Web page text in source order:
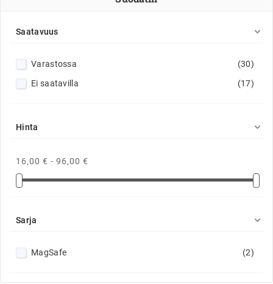
Saatavuus 
Varastossa
(30)
Ei saatavilla
(17)
Hinta 
16,00 € - 96,00 €
Sarja 
MagSafe (2)